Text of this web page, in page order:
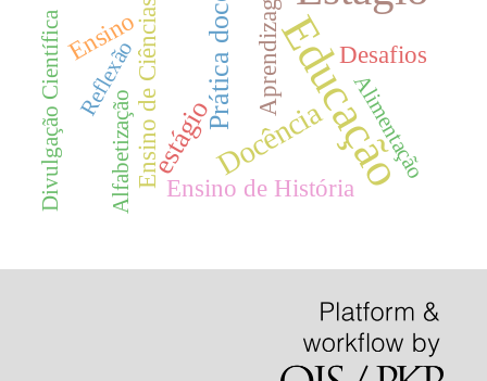
Educação
Docência
Prática docente
estágio
Ensino de Ciências Ensino de História
Aprendizagem Desafios
Ensino
Divulgação CientíficaReflexão Alimentação
Alfabetização